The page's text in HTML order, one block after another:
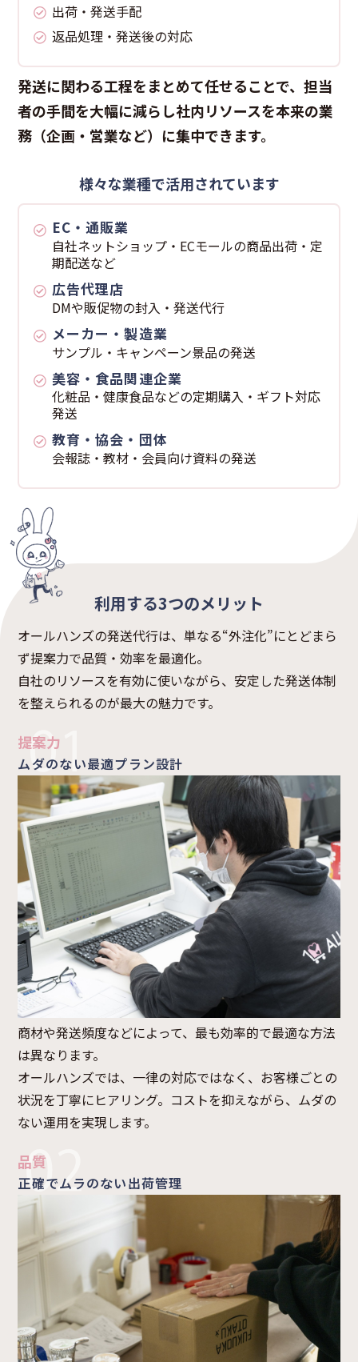
出荷・発送手配
返品処理・発送後の対応
発送に関わる工程をまとめて任せることで、担当
者の手間を大幅に減らし社内リソースを本来の業
務（企画・営業など）に集中できます。
様々な業種で活用されています
EC・通販業
自社ネットショップ・ECモールの商品出荷・定
期配送など
広告代理店
DMや販促物の封入・発送代行
メーカー・製造業
サンプル・キャンペーン景品の発送
美容・食品関連企業
化粧品・健康食品などの定期購入・ギフト対応
発送
教育・協会・団体
会報誌・教材・会員向け資料の発送
利用する3つのメリット
オールハンズの発送代行は、単なる“外注化”にとどまら
ず提案力で品質・効率を最適化。
自社のリソースを有効に使いながら、安定した発送体制
を整えられるのが最大の魅力です。
提案力
ムダのない最適プラン設計
商材や発送頻度などによって、最も効率的で最適な方法
は異なります。
オールハンズでは、一律の対応ではなく、お客様ごとの
状況を丁寧にヒアリング。コストを抑えながら、ムダの
ない運用を実現します。
品質
正確でムラのない出荷管理